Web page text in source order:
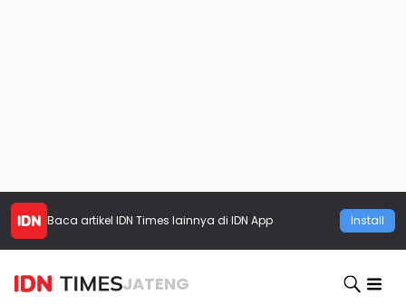
Baca artikel IDN Times lainnya di IDN App Install
JATENG